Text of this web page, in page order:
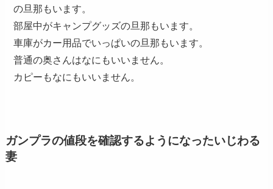
の旦那もいます。
部屋中がキャンプグッズの旦那もいます。
車庫がカー用品でいっぱいの旦那もいます。
普通の奥さんはなにもいいません。
カピーもなにもいいません。
ガンプラの値段を確認するようになったいじわる
妻